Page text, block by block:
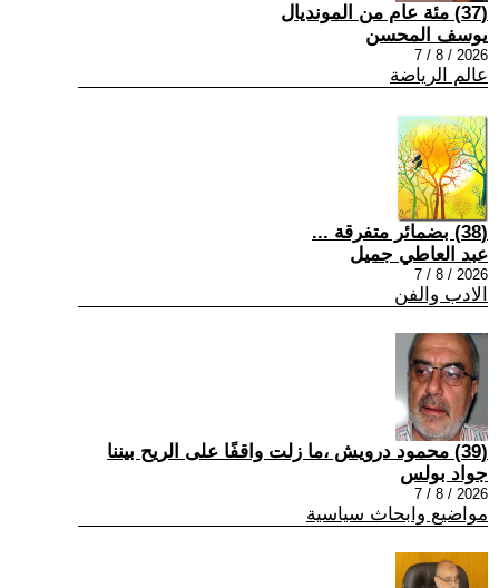
(37) مئة عام من المونديال
يوسف المحسن
2026 / 8 / 7
عالم الرياضة
(38) بضمائر متفرقة ...
عبد العاطي جميل
2026 / 8 / 7
الادب والفن
(39) محمود درويش ،ما زلت واقفًا على الريح بيننا
جواد بولس
2026 / 8 / 7
مواضيع وابحاث سياسية